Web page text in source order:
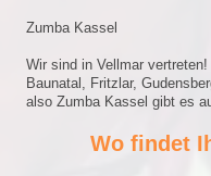
Zumba Kassel
Wir sind in Vellmar
Baunatal, Fritzlar,
also Zumba Kassel gibt es
Wo findet